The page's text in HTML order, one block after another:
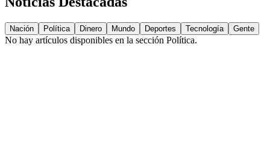
Nación Política Dinero Mundo Deportes Tecnología Gente
No hay artículos disponibles en la sección Política.